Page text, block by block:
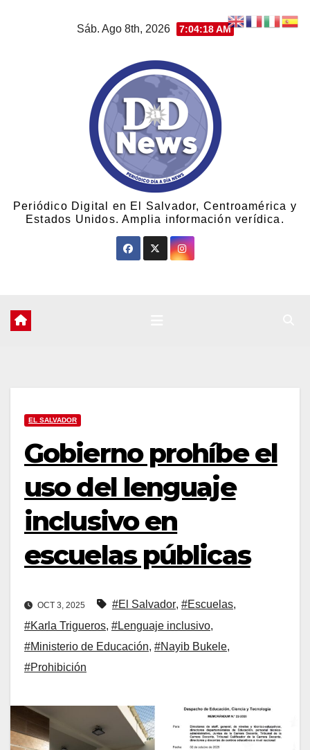
Sáb. Ago 8th, 2026 7:04:19 AM
Periódico Digital en El Salvador, Centroamérica y
Estados Unidos. Amplia información verídica.
EL SALVADOR
Gobierno prohíbe el
uso del lenguaje
inclusivo en
escuelas públicas
OCT 3, 2025 #El Salvador, #Escuelas,
#Karla Trigueros, #Lenguaje inclusivo,
#Ministerio de Educación, #Nayib Bukele,
#Prohibición